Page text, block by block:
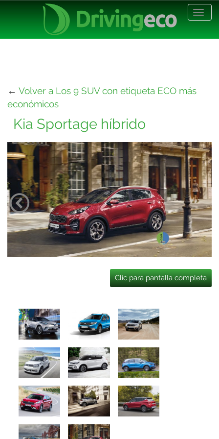
← Volver a Los 9 SUV con etiqueta ECO más
económicos
Kia Sportage híbrido
Clic para pantalla completa